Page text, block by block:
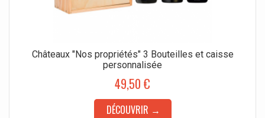
Châteaux "Nos propriétés" 3 Bouteilles et caisse
personnalisée
49,50 €
DÉCOUVRIR →